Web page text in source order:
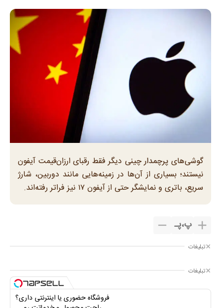
گوشی‌های پرچمدار چینی دیگر فقط رقبای ارزان‌قیمت آیفون
نیستند؛ بسیاری از آن‌ها در زمینه‌هایی مانند دوربین، شارژ
سریع، باتری و نمایشگر حتی از آیفون ۱۷ نیز فراتر رفته‌اند.
پ،پـ
تبلیغات
تبلیغات
فروشگاه حضوری یا اینترنتی داری؟